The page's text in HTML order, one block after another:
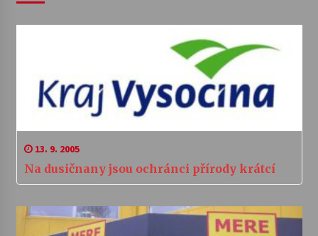
13. 9. 2005
Na dusičnany jsou ochránci přírody krátcí